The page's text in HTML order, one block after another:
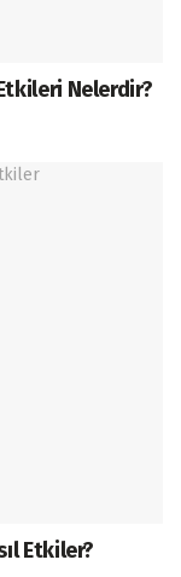
Nelerdir?
Etkiler?